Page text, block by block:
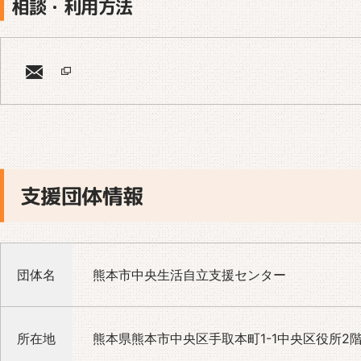
相談・利用方法
支援団体情報
団体名 熊本市中央生活自立支援センター
所在地 熊本県熊本市中央区手取本町1-1中央区役所2